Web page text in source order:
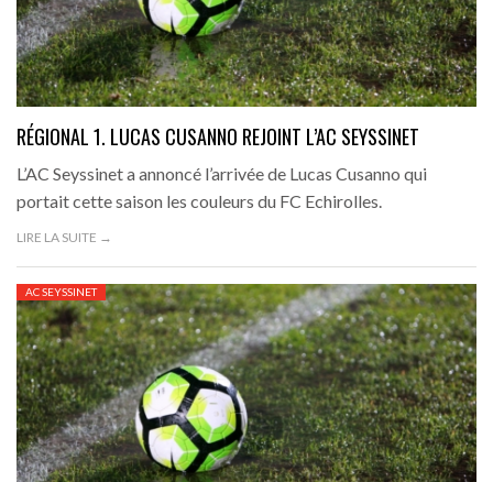
RÉGIONAL 1. LUCAS CUSANNO REJOINT L’AC SEYSSINET
L’AC Seyssinet a annoncé l’arrivée de Lucas Cusanno qui
portait cette saison les couleurs du FC Echirolles.
LIRE LA SUITE →
AC SEYSSINET